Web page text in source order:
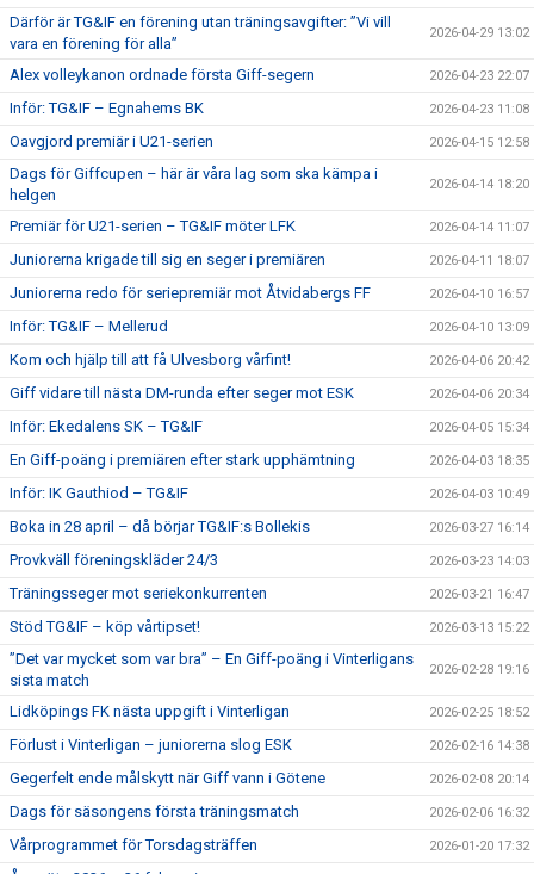
Därför är TG&IF en förening utan träningsavgifter: ”Vi vill
vara en förening för alla”
2026-04-29 13:02
Alex volleykanon ordnade första Giff-segern 2026-04-23 22:07
Inför: TG&IF – Egnahems BK 2026-04-23 11:08
Oavgjord premiär i U21-serien 2026-04-15 12:58
Dags för Giffcupen – här är våra lag som ska kämpa i
helgen
2026-04-14 18:20
Premiär för U21-serien – TG&IF möter LFK 2026-04-14 11:07
Juniorerna krigade till sig en seger i premiären 2026-04-11 18:07
Juniorerna redo för seriepremiär mot Åtvidabergs FF 2026-04-10 16:57
Inför: TG&IF – Mellerud 2026-04-10 13:09
Kom och hjälp till att få Ulvesborg vårfint! 2026-04-06 20:42
Giff vidare till nästa DM-runda efter seger mot ESK 2026-04-06 20:34
Inför: Ekedalens SK – TG&IF 2026-04-05 15:34
En Giff-poäng i premiären efter stark upphämtning 2026-04-03 18:35
Inför: IK Gauthiod – TG&IF 2026-04-03 10:49
Boka in 28 april – då börjar TG&IF:s Bollekis 2026-03-27 16:14
Provkväll föreningskläder 24/3 2026-03-23 14:03
Träningsseger mot seriekonkurrenten 2026-03-21 16:47
Stöd TG&IF – köp vårtipset! 2026-03-13 15:22
”Det var mycket som var bra” – En Giff-poäng i Vinterligans
sista match
2026-02-28 19:16
Lidköpings FK nästa uppgift i Vinterligan 2026-02-25 18:52
Förlust i Vinterligan – juniorerna slog ESK 2026-02-16 14:38
Gegerfelt ende målskytt när Giff vann i Götene 2026-02-08 20:14
Dags för säsongens första träningsmatch 2026-02-06 16:32
Vårprogrammet för Torsdagsträffen 2026-01-20 17:32